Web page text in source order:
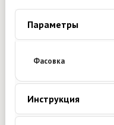
Параметры
Фасовка
Инструкция